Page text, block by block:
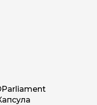
Parliament